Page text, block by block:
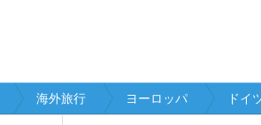
海外旅行 ヨーロッパ ドイ